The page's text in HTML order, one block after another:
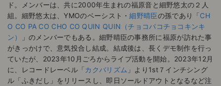
ド。メンバーは、共に2000年生まれの福原音と細野悠太の２人
組。細野悠太は、YMOのベーシスト・細野晴臣の孫であり「CH
O CO PA CO CHO CO QUIN QUIN（チョコパコチョコキンキ
ン）
」のメンバーでもある。細野晴臣の事務所に福原が訪れた事
がきっかけで、意気投合し結成。結成後は、長くデモ制作を行っ
ていたが、2023年10月ごろからライブ活動を開始。2023年12月
に、レコードレーベル「カクバリズム 」より1st７インチシング
ル「ふきだし」をリリースし、即日ソールドアウトとなるなど注